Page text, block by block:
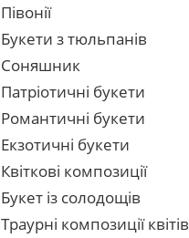
Півонії
Букети з тюльпанів
Соняшник
Патріотичні букети
Романтичні букети
Екзотичні букети
Квіткові композиції
Букет із солодощів
Траурні композиції квітів